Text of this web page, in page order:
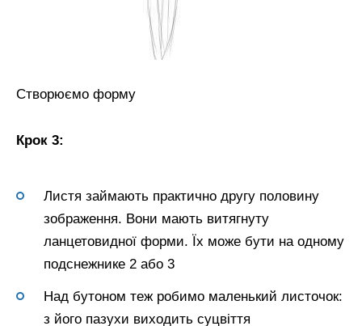
Створюємо форму
Крок 3:
Листя займають практично другу половину
зображення. Вони мають витягнуту
ланцетовидної форми. Їх може бути на одному
подснежнике 2 або 3
Над бутоном теж робимо маленький листочок:
з його пазухи виходить суцвіття